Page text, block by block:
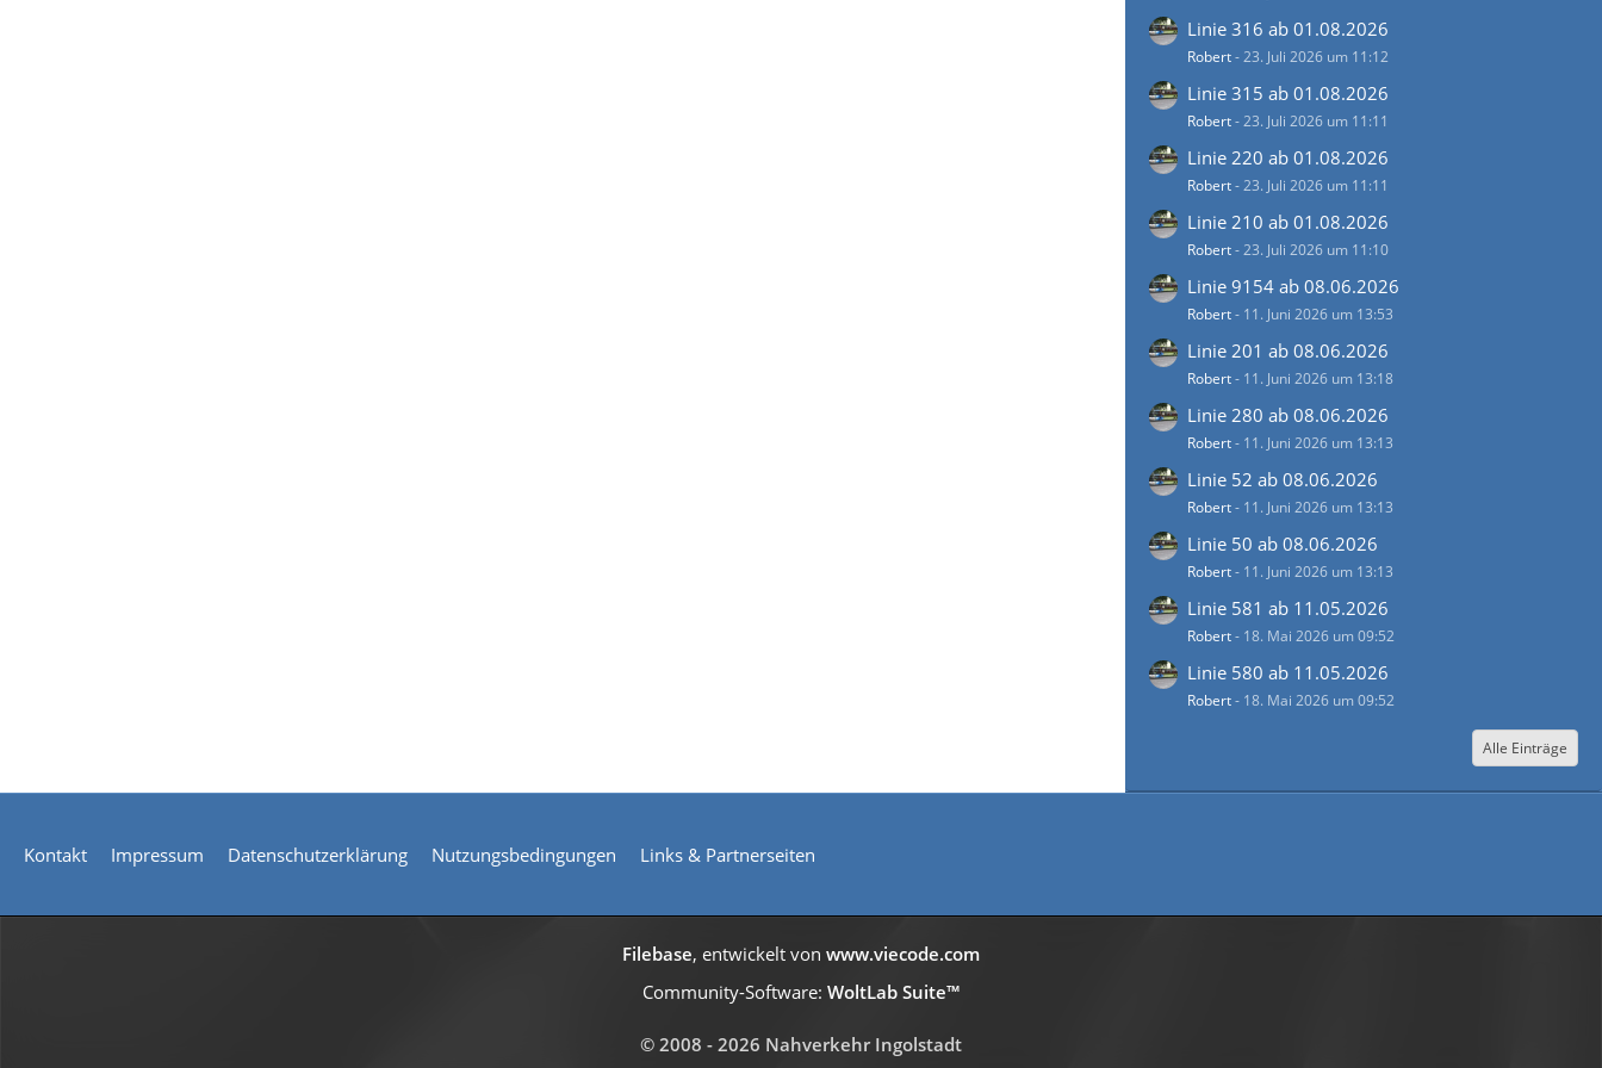
Linie 316 ab 01.08.2026
Robert-23. Juli 2026 um 11:12
Linie 315 ab 01.08.2026
Robert-23. Juli 2026 um 11:11
Linie 220 ab 01.08.2026
Robert-23. Juli 2026 um 11:11
Linie 210 ab 01.08.2026
Robert-23. Juli 2026 um 11:10
Linie 9154 ab 08.06.2026
Robert- 11. Juni 2026 um 13:53
Linie 201 ab 08.06.2026
Robert- 11. Juni 2026 um 13:18
Linie 280 ab 08.06.2026
Robert- 11. Juni 2026 um 13:13
Linie 52 ab 08.06.2026
Robert- 11. Juni 2026 um 13:13
Linie 50 ab 08.06.2026
Robert- 11. Juni 2026 um 13:13
Linie 581 ab 11.05.2026
Robert- 18. Mai 2026 um 09:52
Linie 580 ab 11.05.2026
Robert- 18. Mai 2026 um 09:52
Alle Einträge
Kontakt Impressum Datenschutzerklärung Nutzungsbedingungen Links & Partnerseiten
Filebase, entwickelt von www.viecode.com
Community-Software: WoltLab Suite™
© 2008 - 2026 Nahverkehr Ingolstadt